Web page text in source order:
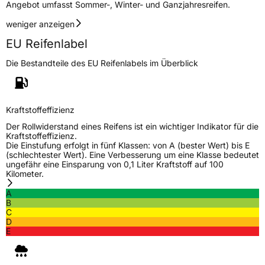
3PMSF / Schneeflockensymbol / Alpine-Symbol
Eisgrip
EPREL ID521019
Allgemeine Produktsicherheit (GPSR)
HerstellerkontaktDeldo Autobanden NV, Essensteenweg 113
2930 Brasschaat, compliance@deldo.com
Angebot umfasst Sommer-, Winter- und Ganzjahresreifen.
weniger anzeigen
EU Reifenlabel
Die Bestandteile des EU Reifenlabels im Überblick
Kraftstoffeffizienz
Der Rollwiderstand eines Reifens ist ein wichtiger Indikator für die
Kraftstoffeffizienz.
Die Einstufung erfolgt in fünf Klassen: von A (bester Wert) bis E
(schlechtester Wert). Eine Verbesserung um eine Klasse bedeutet
ungefähr eine Einsparung von 0,1 Liter Kraftstoff auf 100
Kilometer.
A
B
C
D
E